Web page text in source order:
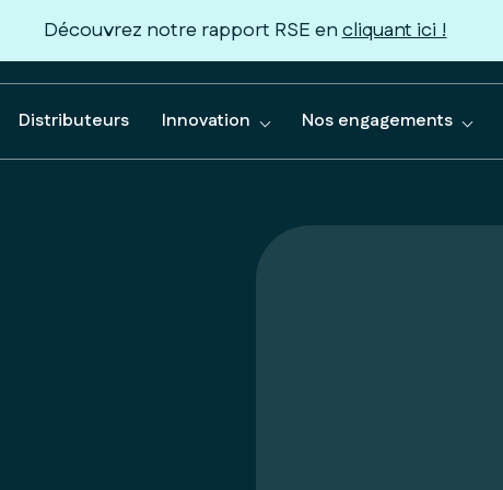
Découvrez notre rapport RSE encliquant ici !
Distributeurs Innovation Nos engagements